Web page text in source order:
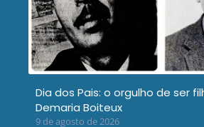
Dia dos Pais: o orgulho de ser
Demaria Boiteux
9 de agosto de 2026